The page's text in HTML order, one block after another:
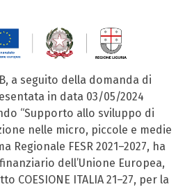
a seguito della domanda di
in data 03/05/2024
“Supporto allo sviluppo di
nelle micro, piccole e medie
Regionale FESR 2021–2027, ha
dell’Unione Europea,
COESIONE ITALIA 21–27, per la